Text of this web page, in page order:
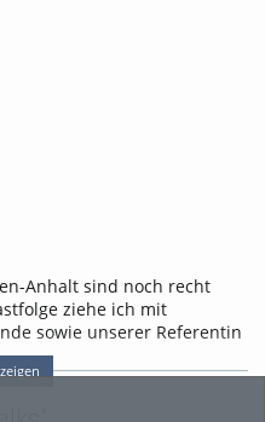
Anhalt sind noch recht
ziehe ich mit
sowie unserer Referentin
Fazit.
der